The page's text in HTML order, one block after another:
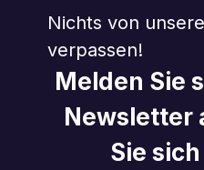
Nichts von
verpassen!
Melden Sie
Newsletter
Sie sich